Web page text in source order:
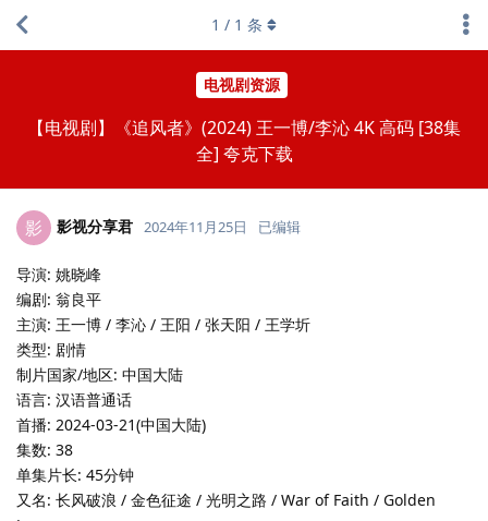
电视剧资源
【电视剧】《追风者》(2024) 王一博/李沁 4K 高码 [38集
全] 夸克下载
1 / 1 条
影 影视分享君 2024年11月25日 已编辑
导演: 姚晓峰
编剧: 翁良平
主演: 王一博 / 李沁 / 王阳 / 张天阳 / 王学圻
类型: 剧情
制片国家/地区: 中国大陆
语言: 汉语普通话
首播: 2024-03-21(中国大陆)
集数: 38
单集片长: 45分钟
又名: 长风破浪 / 金色征途 / 光明之路 / War of Faith / Golden